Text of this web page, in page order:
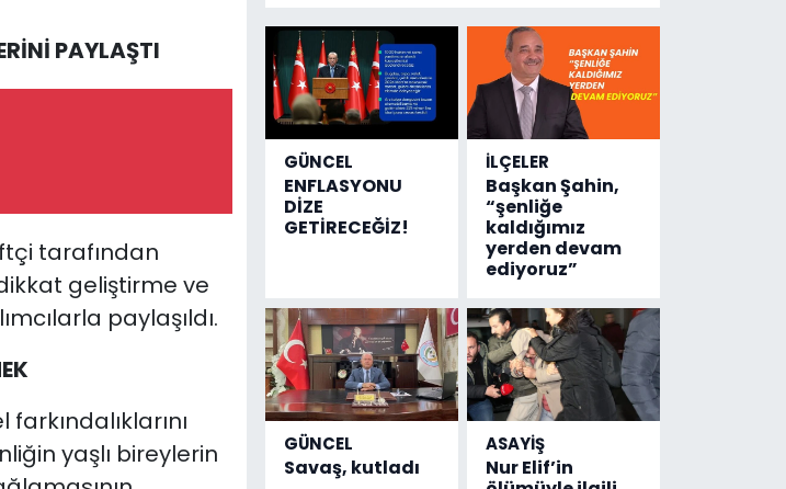
PAYLAŞTI
tarafından
geliştirme ve
paylaşıldı.
yaşlı bireylerin
GÜNCEL
ENFLASYONU
DİZE
GETİRECEĞİZ!
İLÇELER
Başkan Şahin,
“şenliğe
kaldığımız
yerden devam
ediyoruz”
GÜNCEL
Savaş, kutladı
ASAYİŞ
Nur Elif’in